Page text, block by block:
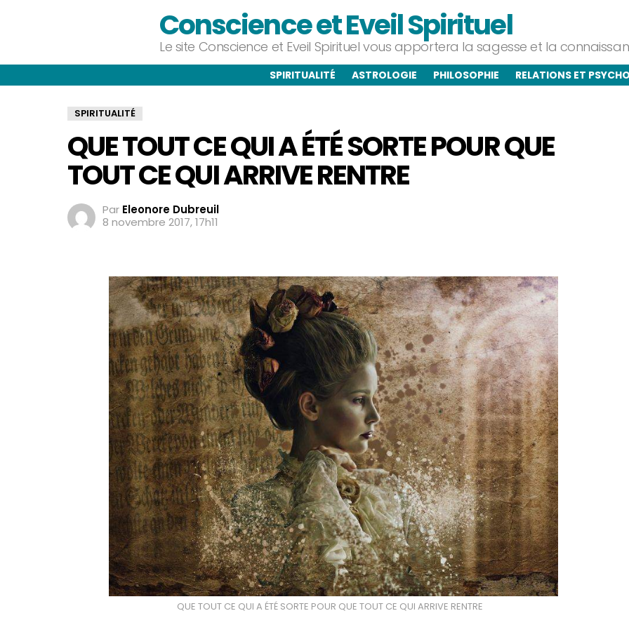
Conscience et Eveil Spirituel
Le site Conscience et Eveil Spirituel vous apportera la sagesse et la
SPIRITUALITÉ ASTROLOGIE PHILOSOPHIE RELATIONS ET
SPIRITUALITÉ
QUE TOUT CE QUI A ÉTÉ SORTE POUR QUE
TOUT CE QUI ARRIVE RENTRE
Par Eleonore Dubreuil
8 novembre 2017, 17h11
QUE TOUT CE QUI A ÉTÉ SORTE POUR QUE TOUT CE QUI ARRIVE RENTRE